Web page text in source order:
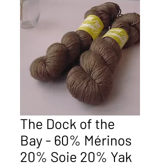
The Dock of the
Bay - 60% Mérinos
20% Soie 20% Yak